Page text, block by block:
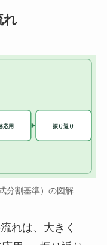
れ
応用 振り返り
分割基準）の図解
れは、大きく